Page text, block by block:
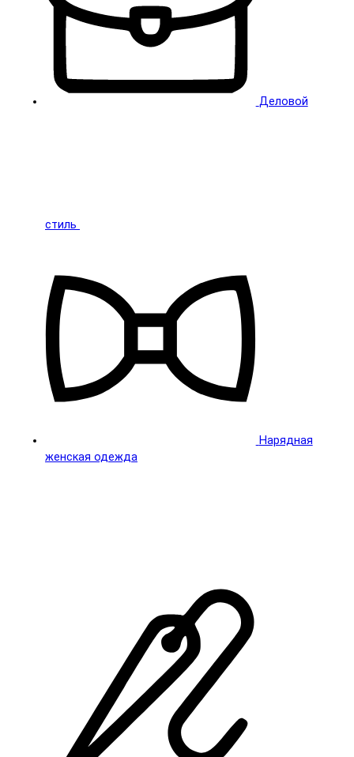
Деловой
стиль
Нарядная
женская одежда